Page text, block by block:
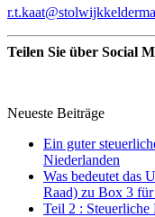
Teilen Sie über Social
Neueste Beiträge
Ein guter
Niederlanden
Was bedeutet das
Raad) zu Box 3 für
Teil 2 :